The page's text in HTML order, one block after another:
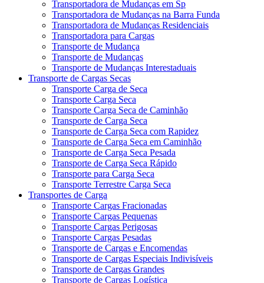
Transportadora de Mudanças em Sp
Transportadora de Mudanças na Barra Funda
Transportadora de Mudanças Residenciais
Transportadora para Cargas
Transporte de Mudança
Transporte de Mudanças
Transporte de Mudanças Interestaduais
Transporte de Cargas Secas
Transporte Carga de Seca
Transporte Carga Seca
Transporte Carga Seca de Caminhão
Transporte de Carga Seca
Transporte de Carga Seca com Rapidez
Transporte de Carga Seca em Caminhão
Transporte de Carga Seca Pesada
Transporte de Carga Seca Rápido
Transporte para Carga Seca
Transporte Terrestre Carga Seca
Transportes de Carga
Transporte Cargas Fracionadas
Transporte Cargas Pequenas
Transporte Cargas Perigosas
Transporte Cargas Pesadas
Transporte de Cargas e Encomendas
Transporte de Cargas Especiais Indivisíveis
Transporte de Cargas Grandes
Transporte de Cargas Logística